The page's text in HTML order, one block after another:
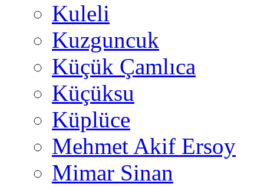
Kuleli
Kuzguncuk
Küçük Çamlıca
Küçüksu
Küplüce
Mehmet Akif Ersoy
Mimar Sinan